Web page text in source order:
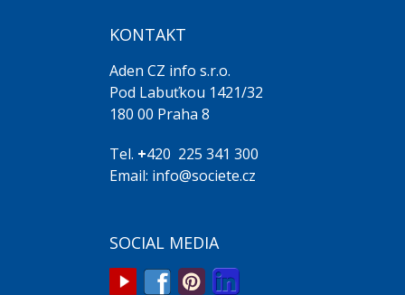
KONTAKT
Aden CZ info s.r.o.
Pod Labuťkou 1421/32
180 00 Praha 8
Tel. +420 225 341 300
Email: info@societe.cz
SOCIAL MEDIA